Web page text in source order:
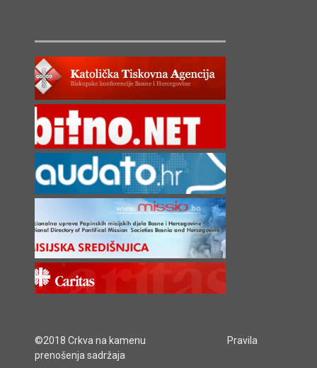
©2018 Crkva na kamenu
Pravila
prenošenja sadržaja